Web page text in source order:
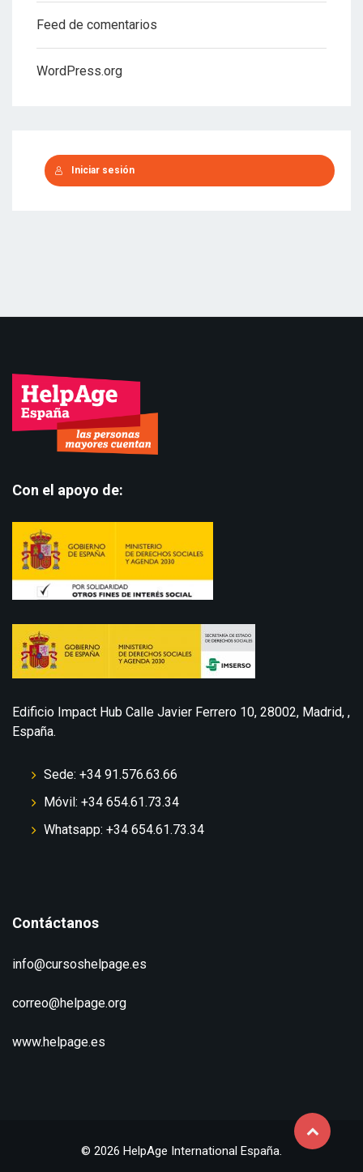
Feed de comentarios
WordPress.org
Iniciar sesión
Con el apoyo de:
Edificio Impact Hub Calle Javier Ferrero 10, 28002, Madrid, ,
España.
Sede: +34 91.576.63.66
Móvil: +34 654.61.73.34
Whatsapp: +34 654.61.73.34
Contáctanos
info@cursoshelpage.es
correo@helpage.org
www.helpage.es
© 2026 HelpAge International España.